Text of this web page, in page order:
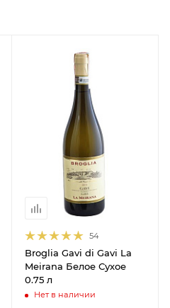
54
Broglia Gavi di Gavi La
Meirana Белое Сухое
0.75 л
Нет в наличии